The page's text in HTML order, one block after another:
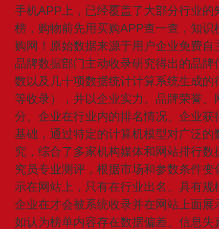
手机APP上，已经覆盖了大部分行业
榜，购物前先用买购APP查一查，知
购网！原始数据来源于用户企业免费
品牌数据部门主动收录研究得出的品
数以及几十项数据统计计算系统生成
等收录），并以企业实力、品牌荣誉
分、企业在行业内的排名情况、企业
基础，通过特定的计算机模型对广泛
究，综合了多家机构媒体和网站排行
究员专业测评，根据市场和参数条件
示在网站上，只有在行业出名、具有
企业在才会被系统收录并在网站上面
如认为榜单内容存在数据偏差、信息